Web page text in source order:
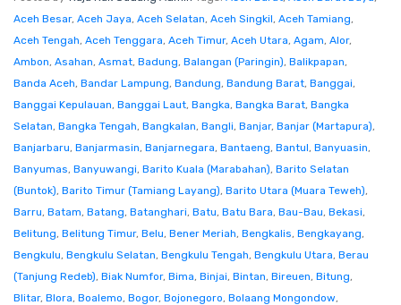
Aceh Besar, Aceh Jaya, Aceh Selatan, Aceh Singkil, Aceh Tamiang,
Aceh Tengah, Aceh Tenggara, Aceh Timur, Aceh Utara, Agam, Alor,
Ambon, Asahan, Asmat, Badung, Balangan (Paringin), Balikpapan,
Banda Aceh, Bandar Lampung, Bandung, Bandung Barat, Banggai,
Banggai Kepulauan, Banggai Laut, Bangka, Bangka Barat, Bangka
Selatan, Bangka Tengah, Bangkalan, Bangli, Banjar, Banjar (Martapura),
Banjarbaru, Banjarmasin, Banjarnegara, Bantaeng, Bantul, Banyuasin,
Banyumas, Banyuwangi, Barito Kuala (Marabahan), Barito Selatan
(Buntok), Barito Timur (Tamiang Layang), Barito Utara (Muara Teweh),
Barru, Batam, Batang, Batanghari, Batu, Batu Bara, Bau-Bau, Bekasi,
Belitung, Belitung Timur, Belu, Bener Meriah, Bengkalis, Bengkayang,
Bengkulu, Bengkulu Selatan, Bengkulu Tengah, Bengkulu Utara, Berau
(Tanjung Redeb), Biak Numfor, Bima, Binjai, Bintan, Bireuen, Bitung,
Blitar, Blora, Boalemo, Bogor, Bojonegoro, Bolaang Mongondow,